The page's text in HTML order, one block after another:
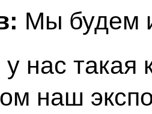
Мы будем
нас такая
наш